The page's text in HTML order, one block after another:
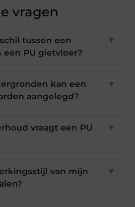
vragen
tussen een
een PU gietvloer?
▼
kan een
aangelegd?
▼
vraagt een PU
▼
van mijn
▼